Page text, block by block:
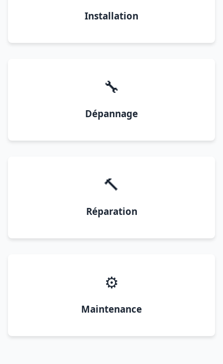
Installation
🔧
Dépannage
🔨
Réparation
⚙️
Maintenance